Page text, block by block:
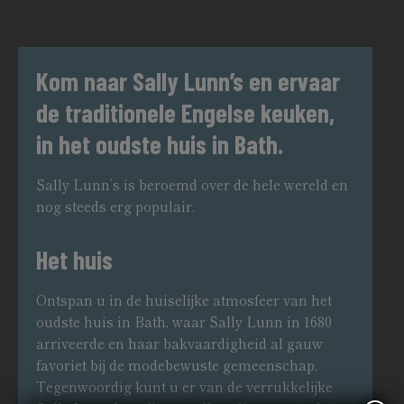
Kom naar Sally Lunn’s en ervaar
de traditionele Engelse keuken,
in het oudste huis in Bath.
Sally Lunn’s is beroemd over de hele wereld en
nog steeds erg populair.
Het huis
Ontspan u in de huiselijke atmosfeer van het
oudste huis in Bath, waar Sally Lunn in 1680
arriveerde en haar bakvaardigheid al gauw
favoriet bij de modebewuste gemeenschap.
Tegenwoordig kunt u er van de verrukkelijke